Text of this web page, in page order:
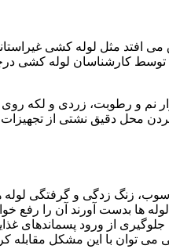
افتد مثل لوله کشی
کارشناسان لوله کشی
نم و رطوبت، زردی و لکه
کردن محل دقیق نشتی از
زنگ زدگی و گرفتگی
ها بدست آورند آن را رفع
از ورود پسماندهای
می توان با این مشکل مقابله